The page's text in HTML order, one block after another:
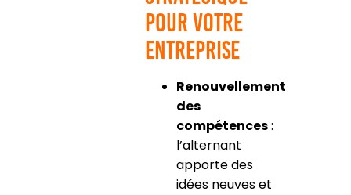
pour votre
entreprise
Renouvellement
des
compétences:
l’alternant
apporte des
idées neuves et